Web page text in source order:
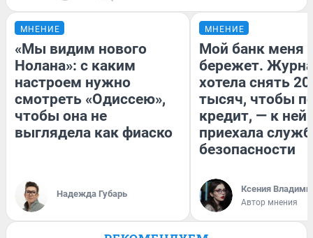
МНЕНИЕ
«Мы видим нового
Нолана»: с каким
настроем нужно
смотреть «Одиссею»,
чтобы она не
выглядела как фиаско
Надежда Губарь
МНЕНИЕ
Мой банк меня
бережет.
хотела снять
тысяч, чтобы
кредит, — к
приехала
безопасности
Ксения
Автор мнения